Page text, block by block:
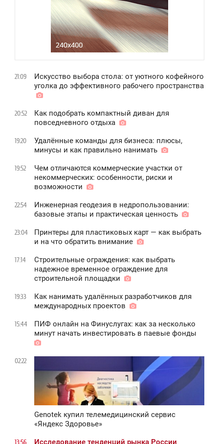
21:09
Искусство выбора стола: от уютного кофейного
уголка до эффективного рабочего пространства
20:52
Как подобрать компактный диван для
повседневного отдыха
19:20
Удалённые команды для бизнеса: плюсы,
минусы и как правильно нанимать
19:52
Чем отличаются коммерческие участки от
некоммерческих: особенности, риски и
возможности
22:54
Инженерная геодезия в недропользовании:
базовые этапы и практическая ценность
23:04
Принтеры для пластиковых карт — как выбрать
и на что обратить внимание
17:14
Строительные ограждения: как выбрать
надежное временное ограждение для
строительной площадки
19:33
Как нанимать удалённых разработчиков для
международных проектов
15:44
ПИФ онлайн на Финуслугах: как за несколько
минут начать инвестировать в паевые фонды
02:22
Genotek купил телемедицинский сервис
«Яндекс Здоровье»
13:56 Исследование тенденций рынка России